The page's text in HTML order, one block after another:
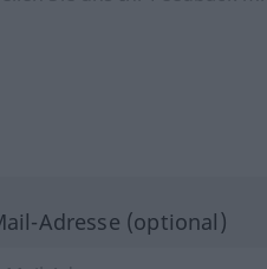
Adresse (optional)